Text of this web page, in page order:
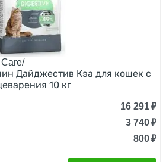
Дайджестив Кэа для кошек с
10 кг
16 291₽
3 740₽
800₽